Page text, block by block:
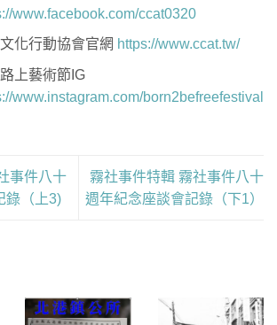
www.facebook.com/ccat0320
化行動協會官網 https://www.ccat.tw/
上藝術節IG
www.instagram.com/born2befreefestival
事件八十
錄（上3)
霧社事件特輯 霧社事件八十
週年紀念座談會記錄（下1）